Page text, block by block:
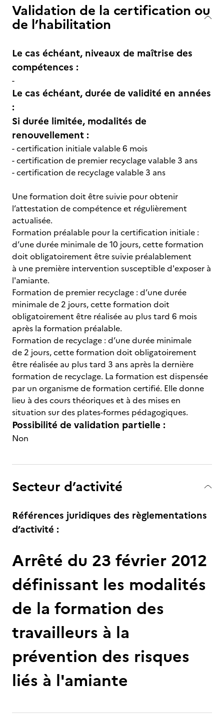
Validation de la certification ou
de l’habilitation
Le cas échéant, niveaux de maîtrise des
compétences :
-
Le cas échéant, durée de validité en années
:
Si durée limitée, modalités de
renouvellement :
- certification initiale valable 6 mois
- certification de premier recyclage valable 3 ans
- certification de recyclage valable 3 ans
Une formation doit être suivie pour obtenir
l’attestation de compétence et régulièrement
actualisée.
Formation préalable pour la certification initiale :
d’une durée minimale de 10 jours, cette formation
doit obligatoirement être suivie préalablement
à une première intervention susceptible d'exposer à
l'amiante.
Formation de premier recyclage : d’une durée
minimale de 2 jours, cette formation doit
obligatoirement être réalisée au plus tard 6 mois
après la formation préalable.
Formation de recyclage : d’une durée minimale
de 2 jours, cette formation doit obligatoirement
être réalisée au plus tard 3 ans après la dernière
formation de recyclage. La formation est dispensée
par un organisme de formation certifié. Elle donne
lieu à des cours théoriques et à des mises en
situation sur des plates-formes pédagogiques.
Possibilité de validation partielle :
Non
Secteur d’activité
Références juridiques des règlementations
d’activité :
Arrêté du 23 février 2012
définissant les modalités
de la formation des
travailleurs à la
prévention des risques
liés à l'amiante